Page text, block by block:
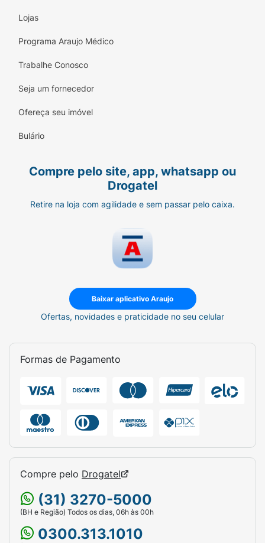
Lojas
Programa Araujo Médico
Trabalhe Conosco
Seja um fornecedor
Ofereça seu imóvel
Bulário
Compre pelo site, app, whatsapp ou
Drogatel
Retire na loja com agilidade e sem passar pelo caixa.
Baixar aplicativo Araujo
Ofertas, novidades e praticidade no seu celular
Formas de Pagamento
Compre pelo Drogatel
(31) 3270-5000
(BH e Região) Todos os dias, 06h às 00h
0300.313.1010